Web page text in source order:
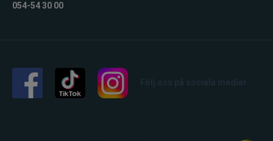
054-54 30 00